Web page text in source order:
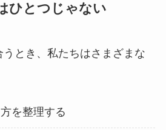
ひとつじゃない
とき、私たちはさまざまな
を整理する